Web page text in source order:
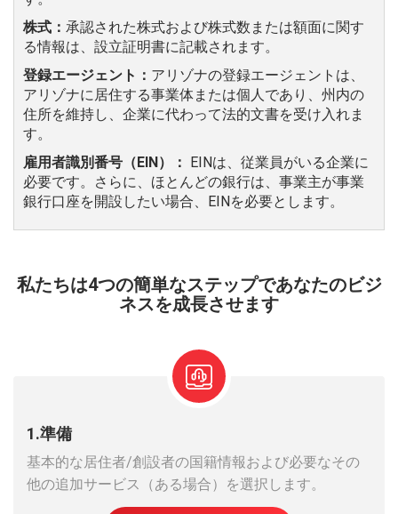
株式： 承認された株式および株式数または額面に関す
る情報は、設立証明書に記載されます。
登録エージェント： アリゾナの登録エージェントは、
アリゾナに居住する事業体または個人であり、州内の
住所を維持し、企業に代わって法的文書を受け入れま
す。
雇用者識別番号（EIN）： EINは、従業員がいる企業に
必要です。さらに、ほとんどの銀行は、事業主が事業
銀行口座を開設したい場合、EINを必要とします。
私たちは4つの簡単なステップであなたのビジ
ネスを成長させます
1.準備
基本的な居住者/創設者の国籍情報および必要なその
他の追加サービス（ある場合）を選択します。